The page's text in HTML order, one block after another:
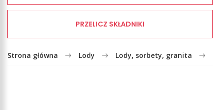
PRZELICZ SKŁADNIKI
Strona główna Lody Lody, sorbety, granita